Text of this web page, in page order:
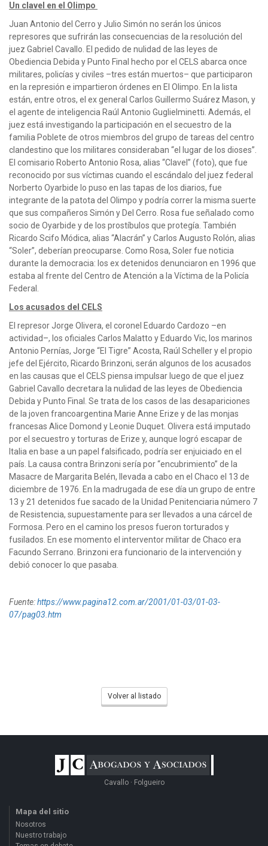
Un clavel en el Olimpo
Juan Antonio del Cerro y Julio Simón no serán los únicos
represores que sufrirán las consecuencias de la resolución del
juez Gabriel Cavallo. El pedido de nulidad de las leyes de
Obediencia Debida y Punto Final hecho por el CELS abarca once
militares, policías y civiles –tres están muertos– que participaron
en la represión e impartieron órdenes en El Olimpo. En la lista
están, entre otros, el ex general Carlos Guillermo Suárez Mason, y
el agente de inteligencia Raúl Antonio Guglielminetti. Además, el
juez está investigando la participación en el secuestro de la
familia Poblete de otros miembros del grupo de tareas del centro
clandestino que los militares consideraban “el lugar de los dioses”.
El comisario Roberto Antonio Rosa, alias “Clavel” (foto), que fue
reconocido por sus víctimas cuando el escándalo del juez federal
Norberto Oyarbide lo puso en las tapas de los diarios, fue
integrante de la patota del Olimpo y podría correr la misma suerte
que sus compañeros Simón y Del Cerro. Rosa fue señalado como
socio de Oyarbide y de los prostíbulos que protegía. También
Ricardo Scifo Módica, alias “Alacrán” y Carlos Augusto Rolón, alias
“Soler”, deberían preocuparse. Como Rosa, Soler fue noticia
durante la democracia: los ex detenidos denunciaron en 1996 que
estaba al frente del Centro de Atención a la Víctima de la Policía
Federal.
Los acusados del CELS
El represor Jorge Olivera, el coronel Eduardo Cardozo –en
actividad–, los oficiales Carlos Malatto y Eduardo Vic, los marinos
Antonio Pernías, Jorge “El Tigre” Acosta, Raúl Scheller y el propio
jefe del Ejército, Ricardo Brinzoni, serán algunos de los acusados
en las causas que el CELS piensa impulsar luego de que el juez
Gabriel Cavallo decretara la nulidad de las leyes de Obediencia
Debida y Punto Final. Se trata de los casos de las desapariciones
de la joven francoargentina Marie Anne Erize y de las monjas
francesas Alice Domond y Leonie Duquet. Olivera está imputado
por el secuestro y torturas de Erize y, aunque logró escapar de
Italia en base a un papel falsificado, podría ser enjuiciado en el
país. La causa contra Brinzoni sería por “encubrimiento” de la
Masacre de Margarita Belén, llevada a cabo en el Chaco el 13 de
diciembre de 1976. En la madrugada de ese día un grupo de entre
13 y 21 detenidos fue sacado de la Unidad Penitenciaria número 7
de Resistencia, supuestamente para ser llevados a una cárcel de
Formosa. Pero en el camino los presos fueron torturados y
fusilados. En ese momento el interventor militar de Chaco era
Facundo Serrano. Brinzoni era funcionario de la intervención y
debió conocer lo que pasaba.
Fuente:https://www.pagina12.com.ar/2001/01-03/01-03-
07/pag03.htm
Volver al listado
Cavallo · Folgueiro
Mapa del sitio
Nosotros
Nuestro trabajo